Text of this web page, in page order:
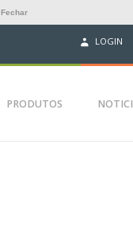
Fechar
LOGIN
PRODUTOS